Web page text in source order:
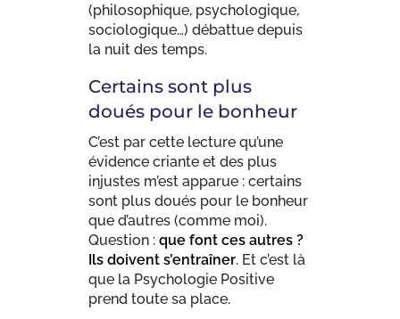
(philosophique, psychologique,
sociologique…) débattue depuis
la nuit des temps.
Certains sont plus
doués pour le bonheur
C’est par cette lecture qu’une
évidence criante et des plus
injustes m’est apparue : certains
sont plus doués pour le bonheur
que d’autres (comme moi).
Question : que font ces autres ?
Ils doivent s’entraîner. Et c’est là
que la Psychologie Positive
prend toute sa place.